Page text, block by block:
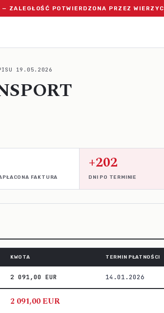
ZALEGŁOŚĆ POTWIERDZONA PRZEZ
19.05.2026
FAKTURA
+202
DNI PO TERMINIE
KWOTA TERMIN PŁATNOŚCI
2 091,00 EUR 14.01.2026
2 091,00 EUR